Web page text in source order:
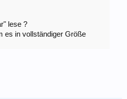
lese ?
es in vollständiger Größe